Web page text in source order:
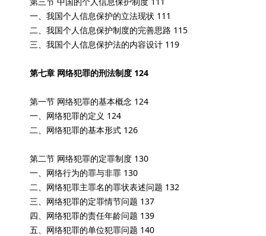
一、我国个人信息保护的立法现状 111
二、我国个人信息保护制度的完善思路 115
三、我国个人信息保护法的内容设计 119
第七章 网络犯罪的刑法制度 124
第一节 网络犯罪的基本概念 124
一、网络犯罪的定义 124
二、网络犯罪的基本形式 126
第二节 网络犯罪的定罪制度 130
一、网络行为的罪与非罪 130
二、网络犯罪主罪名的罪状表述问题 132
三、网络犯罪的定罪情节问题 137
四、网络犯罪的责任年龄问题 139
五、网络犯罪的单位犯罪问题 140